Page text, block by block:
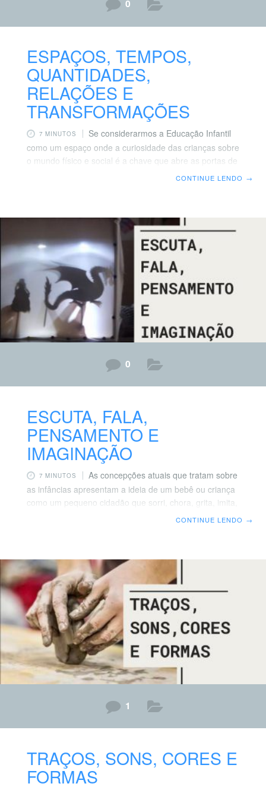
0
ESPAÇOS, TEMPOS,
QUANTIDADES,
RELAÇÕES E
TRANSFORMAÇÕES
7 MINUTOS
Se considerarmos a Educação Infantil
como um espaço onde a curiosidade das crianças sobre
o mundo físico e social é a chave que abre as portas de
processos investigativos, podemos oportunizar a
intuições, seus motivos e sentidos pessoais nas
respostas que elaboram. Nesse processo, devemos
articular o modo como as crianças agem, sentem e
pensam com os conhecimentos já disponíveis nas
ciências,
CONTINUE LENDO →
0
ESCUTA, FALA,
PENSAMENTO E
IMAGINAÇÃO
7 MINUTOS
As concepções atuais que tratam sobre
as infâncias apresentam a ideia de um bebê ou criança
como um pequeno cidadão que sorri, chora, grita, imita,
silencia, pensa, observa, teoriza, conversa, inventa
expressa na BNCC e presente no cotidiano de todas as
instituições de educação infantil: de uma criança que
tem voz, quer ser ouvida e
CONTINUE LENDO →
1
TRAÇOS, SONS, CORES E
FORMAS